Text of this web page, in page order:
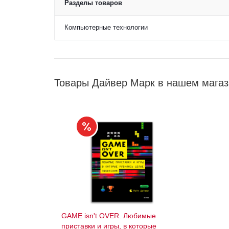
Разделы товаров
Компьютерные технологии
Товары Дайвер Марк в нашем
GAME isn't OVER. Любимые
приставки и игры, в которые